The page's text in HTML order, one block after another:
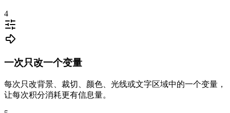
4
一次只改一个变量
每次只改背景、裁切、颜色、光线或文字区域中的一个变量，
让每次积分消耗更有信息量。